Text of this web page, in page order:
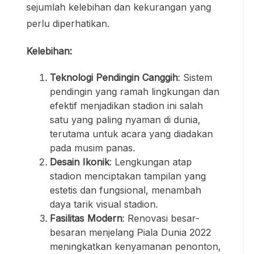
sejumlah kelebihan dan kekurangan yang
perlu diperhatikan.
Kelebihan:
Teknologi Pendingin Canggih: Sistem
pendingin yang ramah lingkungan dan
efektif menjadikan stadion ini salah
satu yang paling nyaman di dunia,
terutama untuk acara yang diadakan
pada musim panas.
Desain Ikonik: Lengkungan atap
stadion menciptakan tampilan yang
estetis dan fungsional, menambah
daya tarik visual stadion.
Fasilitas Modern: Renovasi besar-
besaran menjelang Piala Dunia 2022
meningkatkan kenyamanan penonton,